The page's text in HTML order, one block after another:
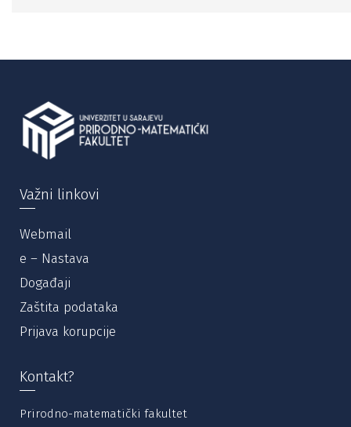
Važni linkovi
Webmail
e – Nastava
Događaji
Zaštita podataka
Prijava korupcije
Kontakt?
Prirodno-matematički fakultet